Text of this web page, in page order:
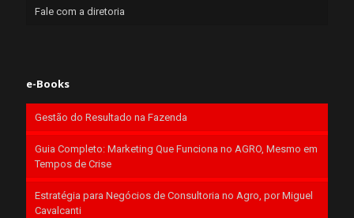
Fale com a diretoria
e-Books
Gestão do Resultado na Fazenda
Guia Completo: Marketing Que Funciona no AGRO, Mesmo em
Tempos de Crise
Estratégia para Negócios de Consultoria no Agro, por Miguel
Cavalcanti